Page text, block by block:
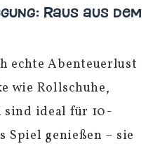
Raus aus dem
echte Abenteuerlust
wie Rollschuhe,
sind ideal für 10-
Spiel genießen – sie